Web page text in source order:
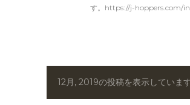
す。https://j-hoppers.com/
投12月, 2019の投稿を表示していま